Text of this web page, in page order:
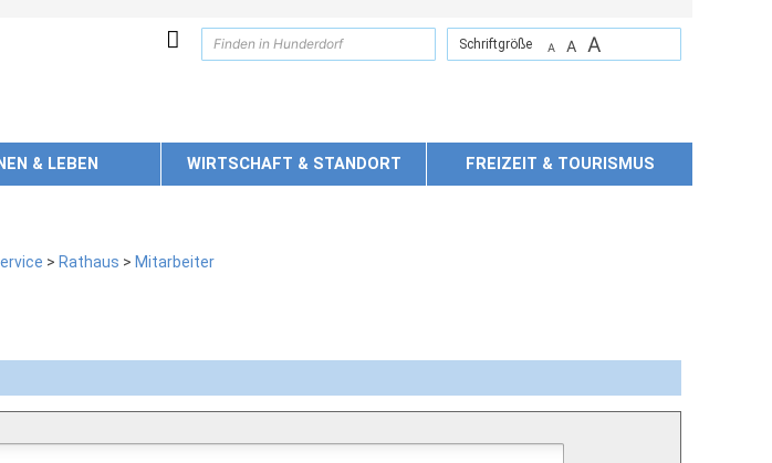
Schriftgröße A A A
& LEBEN WIRTSCHAFT & STANDORT FREIZEIT & TOURISMUS
> Rathaus > Mitarbeiter